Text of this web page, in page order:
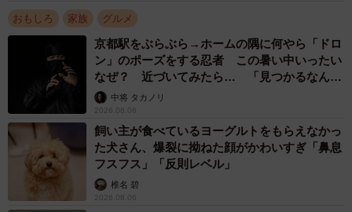
「3つほどあります。一つ目は人形遊びに細かな脚本と演出
を加える娘（しおさん）のイラストです」
アクセスランキング
「不謹慎でないかと」実力派歌手、熊本へ支援
物資…運搬トラックの車体デザインにためら
い 「痛いほど伝わる」「行動され立派」
まいどなトピック
「そのままにしといてください」道路で動けな
い猫を前に返された一言… 懸命に生きようと
した4日間 「命の重さはみんな同じ」保護団
体代表の訴え
渡辺 晴子